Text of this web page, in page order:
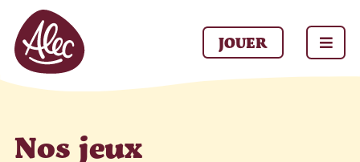
JOUER
Nos jeux
Panneau de gestion des cookies